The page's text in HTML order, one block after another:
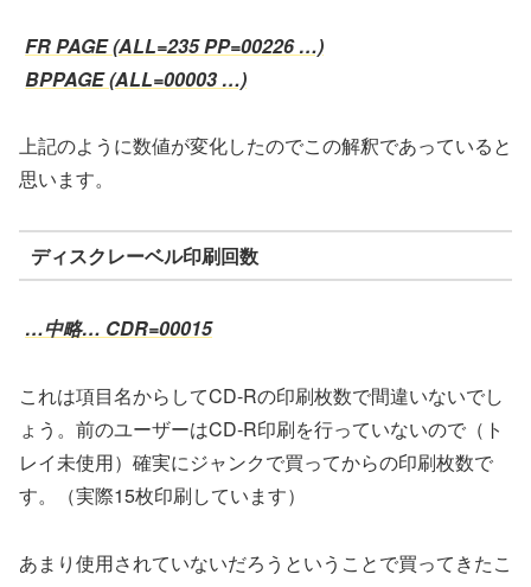
FR PAGE (ALL=235 PP=00226 …)
BPPAGE (ALL=00003 …)
上記のように数値が変化したのでこの解釈であっていると
思います。
ディスクレーベル印刷回数
…中略… CDR=00015
これは項目名からしてCD-Rの印刷枚数で間違いないでし
ょう。前のユーザーはCD-R印刷を行っていないので（ト
レイ未使用）確実にジャンクで買ってからの印刷枚数で
す。（実際15枚印刷しています）
あまり使用されていないだろうということで買ってきたこ